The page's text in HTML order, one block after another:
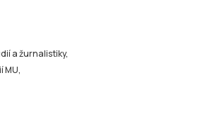
a žurnalistiky,